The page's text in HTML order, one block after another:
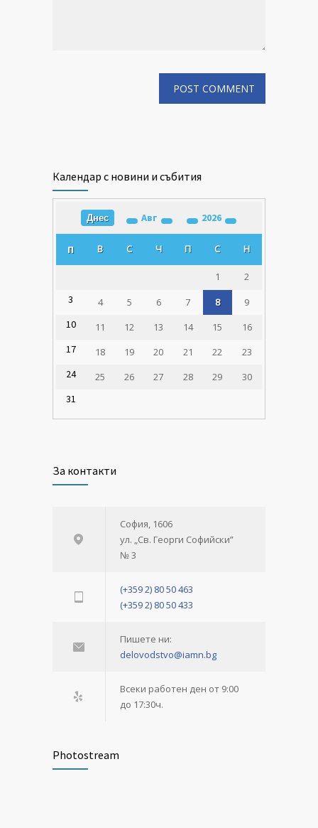
Календар с новини и събития
Днес Авг 2026
П В С Ч П С Н
1
2
3
4 5 6 7 8
9
10
11 12 13 14 15
16
17
18 19 20 21 22
23
24
25 26 27 28 29
30
31
За контакти
София, 1606
ул. „Св. Георги Софийски”
№ 3
(+359 2) 80 50 463
(+359 2) 80 50 433
Пишете ни:
delovodstvo@iamn.bg
Всеки работен ден от 9:00
до 17:30ч.
Photostream